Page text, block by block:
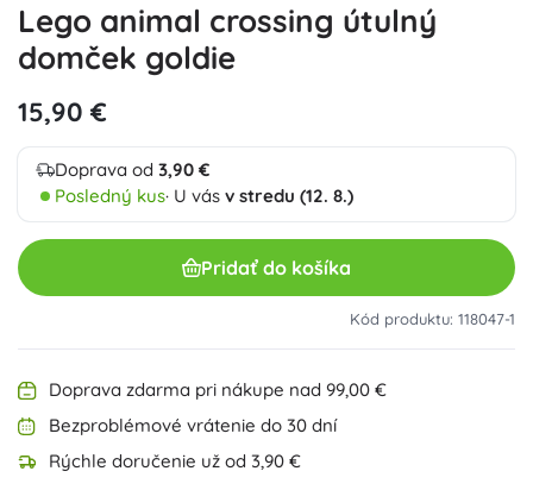
Lego animal crossing útulný
domček goldie
15,90 €
Doprava od 3,90 €
Posledný kus· U vás v stredu (12. 8.)
Pridať do košíka
Kód produktu: 118047-1
Doprava zdarma pri nákupe nad 99,00 €
Bezproblémové vrátenie do 30 dní
Rýchle doručenie už od 3,90 €